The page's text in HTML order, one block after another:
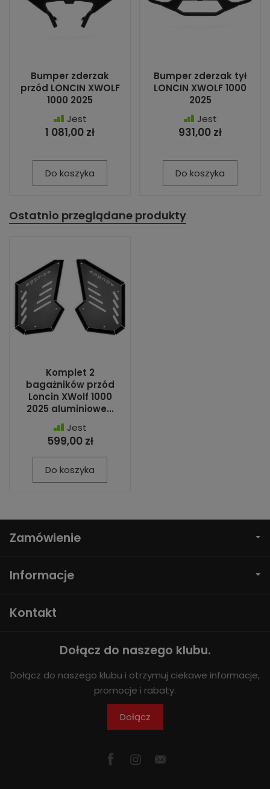
Bumper zderzak
przód LONCIN XWOLF
1000 2025
Jest
1 081,00 zł
Do koszyka
Bumper zderzak tył
LONCIN XWOLF 1000
2025
Jest
931,00 zł
Do koszyka
Ostatnio przeglądane produkty
Komplet 2
bagażników przód
Loncin XWolf 1000
2025 aluminiowe...
Jest
599,00 zł
Do koszyka
Zamówienie
Informacje
Kontakt
Dołącz do naszego klubu.
Dołącz do naszego klubu i otrzymuj ciekawe informacje,
promocje i rabaty.
Dołącz